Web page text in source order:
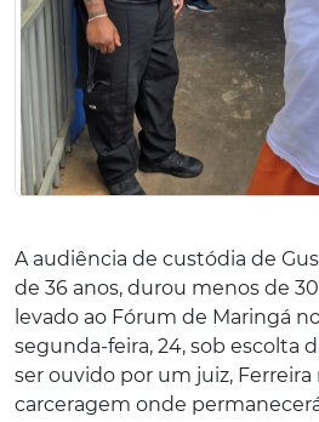
A audiência de custódia de
de 36 anos, durou menos de
levado ao Fórum de Maringá
segunda-feira, 24, sob escolta
ser ouvido por um juiz,
carceragem onde